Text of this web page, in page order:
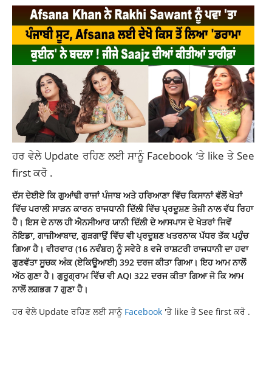
ਹਰ ਵੇਲੇ Update ਰਹਿਣ ਲਈ ਸਾਨੂੰ Facebook ‘ਤੇ like ਤੇ See
first ਕਰੋ .
ਦੱਸ ਦੇਈਏ ਕਿ ਗੁਆਂਢੀ ਰਾਜਾਂ ਪੰਜਾਬ ਅਤੇ ਹਰਿਆਣਾ ਵਿੱਚ ਕਿਸਾਨਾਂ ਵੱਲੋਂ ਖੇਤਾਂ
ਵਿੱਚ ਪਰਾਲੀ ਸਾੜਨ ਕਾਰਨ ਰਾਜਧਾਨੀ ਦਿੱਲੀ ਵਿੱਚ ਪ੍ਰਦੂਸ਼ਣ ਤੇਜ਼ੀ ਨਾਲ ਵੱਧ ਰਿਹਾ
ਹੈ। ਇਸ ਦੇ ਨਾਲ ਹੀ ਐਨਸੀਆਰ ਯਾਨੀ ਦਿੱਲੀ ਦੇ ਆਸਪਾਸ ਦੇ ਖੇਤਰਾਂ ਜਿਵੇਂ
ਨੋਇਡਾ, ਗਾਜ਼ੀਆਬਾਦ, ਗੁੜਗਾਉਂ ਵਿੱਚ ਵੀਪ੍ਰਦੂਸ਼ਣਖਤਰਨਾਕ ਪੱਧਰ ਤੱਕ ਪਹੁੰਚ
ਗਿਆ ਹੈ। ਵੀਰਵਾਰ (16 ਨਵੰਬਰ) ਨੂੰ ਸਵੇਰੇ 8 ਵਜੇ ਰਾਸ਼ਟਰੀ ਰਾਜਧਾਨੀ ਦਾ ਹਵਾ
ਗੁਣਵੱਤਾ ਸੂਚਕ ਅੰਕ (ਏਕਿਊਆਈ) 392 ਦਰਜ ਕੀਤਾ ਗਿਆ। ਇਹ ਆਮ ਨਾਲੋਂ
ਅੱਠ ਗੁਣਾ ਹੈ। ਗੁਰੂਗ੍ਰਾਮ ਵਿੱਚ ਵੀ AQI 322 ਦਰਜ ਕੀਤਾ ਗਿਆ ਜੋ ਕਿ ਆਮ
ਨਾਲੋਂ ਲਗਭਗ 7 ਗੁਣਾ ਹੈ।
ਹਰ ਵੇਲੇ Update ਰਹਿਣ ਲਈ ਸਾਨੂੰ Facebook 'ਤੇ like ਤੇ See first ਕਰੋ .